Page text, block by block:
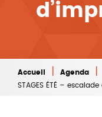
Accueil Agenda
STAGES ÉTÉ –